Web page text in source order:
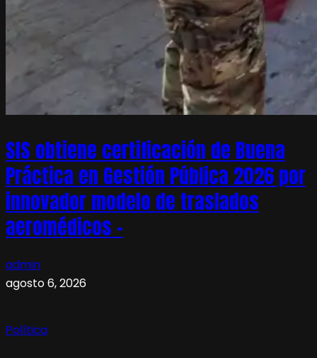
SIS obtiene certificación de Buena
Práctica en Gestión Pública 2026 por
innovador modelo de traslados
aeromédicos –
admin
agosto 6, 2026
Política